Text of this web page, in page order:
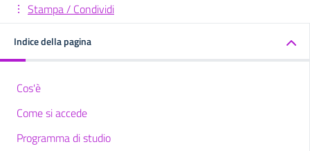
Stampa / Condividi
Indice della pagina
Cos'è
Come si accede
Programma di studio